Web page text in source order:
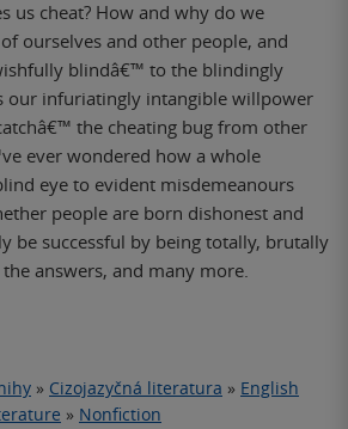
us cheat? How and why do we
ourselves and other people, and
blindâ€™ to the blindingly
our infuriatingly intangible willpower
the cheating bug from other
ever wondered how a whole
eye to evident misdemeanours
people are born dishonest and
be successful by being totally, brutally
answers, and many more.
» Cizojazyčná literatura » English
» Nonfiction